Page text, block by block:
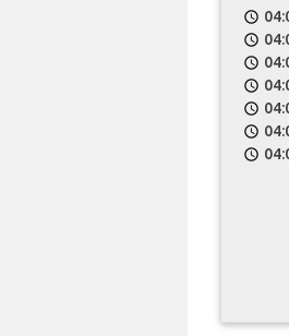
schedule
schedule
schedule
schedule
schedule
schedule
schedule